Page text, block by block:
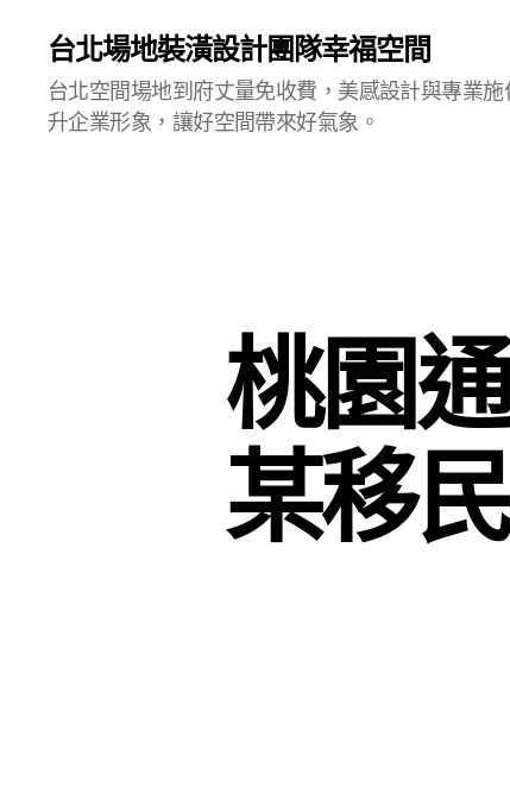
台北場地裝潢設計團隊幸福空間
台北空間場地到府丈量免收費，美感設計與專業
升企業形象，讓好空間帶來好氣象。
桃園
某移